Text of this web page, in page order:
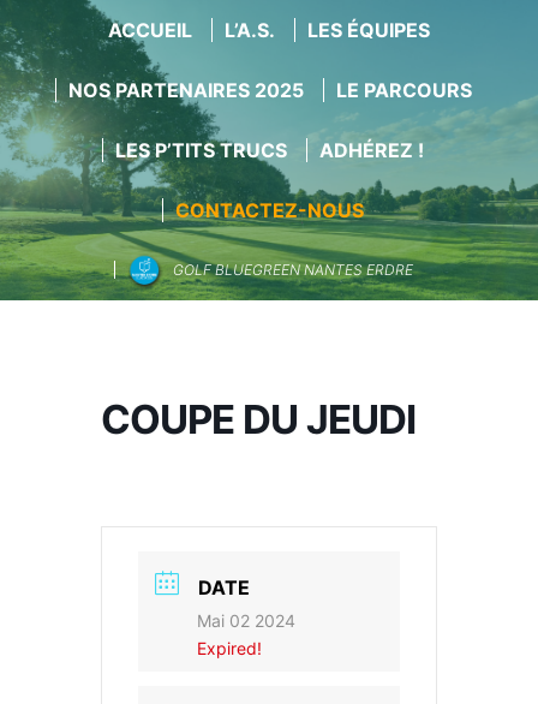
ACCUEIL L’A.S. LES ÉQUIPES
NOS PARTENAIRES 2025 LE PARCOURS
LES P’TITS TRUCS ADHÉREZ !
CONTACTEZ-NOUS
GOLF BLUEGREEN NANTES ERDRE
COUPE DU JEUDI
DATE
Mai 02 2024
Expired!